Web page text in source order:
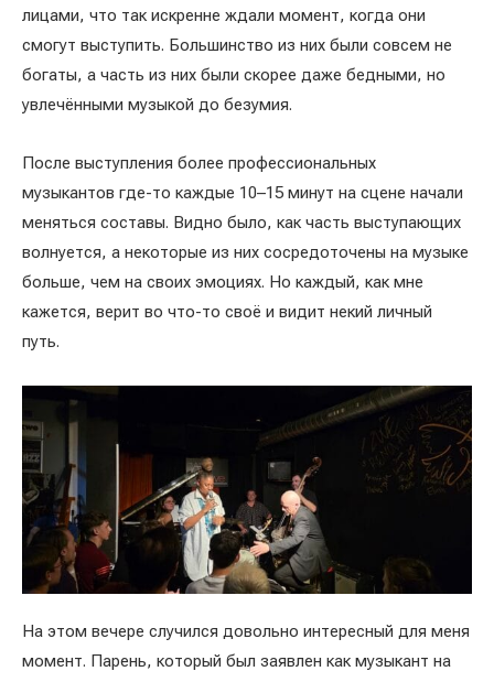
лицами, что так искренне ждали момент, когда они
смогут выступить. Большинство из них были совсем не
богаты, а часть из них были скорее даже бедными, но
увлечёнными музыкой до безумия.
После выступления более профессиональных
музыкантов где-то каждые 10–15 минут на сцене начали
меняться составы. Видно было, как часть выступающих
волнуется, а некоторые из них сосредоточены на музыке
больше, чем на своих эмоциях. Но каждый, как мне
кажется, верит во что-то своё и видит некий личный
путь.
На этом вечере случился довольно интересный для меня
момент. Парень, который был заявлен как музыкант на